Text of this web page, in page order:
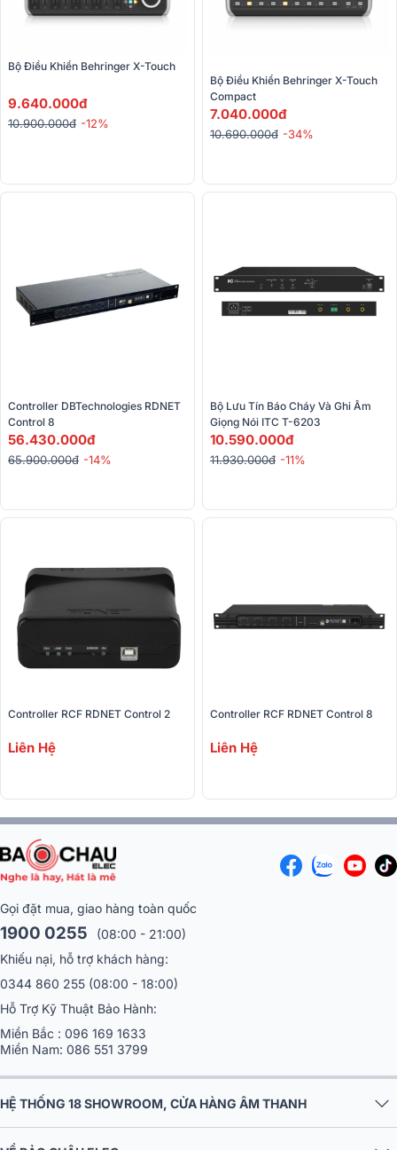
Bộ Điều Khiển Behringer X-Touch
9.640.000đ
10.900.000đ -12%
Bộ Điều Khiển Behringer X-Touch
Compact
7.040.000đ
10.690.000đ -34%
Controller DBTechnologies RDNET
Control 8
56.430.000đ
65.900.000đ -14%
Bộ Lưu Tín Báo Cháy Và Ghi Âm
Giọng Nói ITC T-6203
10.590.000đ
11.930.000đ -11%
Controller RCF RDNET Control 2
Liên Hệ
Controller RCF RDNET Control 8
Liên Hệ
Gọi đặt mua, giao hàng toàn quốc
1900 0255
(08:00 - 21:00)
Khiếu nại, hỗ trợ khách hàng:
0344 860 255 (08:00 - 18:00)
Hỗ Trợ Kỹ Thuật Bảo Hành:
Miền Bắc : 096 169 1633
Miền Nam: 086 551 3799
HỆ THỐNG 18 SHOWROOM, CỬA HÀNG ÂM THANH